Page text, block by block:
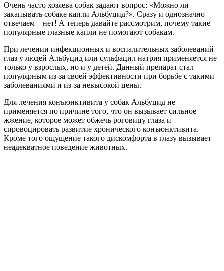
Очень часто хозяева собак задают вопрос: «Можно ли
закапывать собаке капли Альбуцид?». Сразу и однозначно
отвечаем – нет! А теперь давайте рассмотрим, почему такие
популярные глазные капли не помогают собакам.
При лечении инфекционных и воспалительных заболеваний
глаз у людей Альбуцид или сульфацил натрия применяется не
только у взрослых, но и у детей. Данный препарат стал
популярным из-за своей эффективности при борьбе с такими
заболеваниями и из-за невысокой цены.
Для лечения конъюнктивита у собак Альбуцид не
применяется по причине того, что он вызывает сильное
жжение, которое может обжечь роговицу глаза и
спровоцировать развитие хронического конъюнктивита.
Кроме того ощущение такого дискомфорта в глазу вызывает
неадекватное поведение животных.